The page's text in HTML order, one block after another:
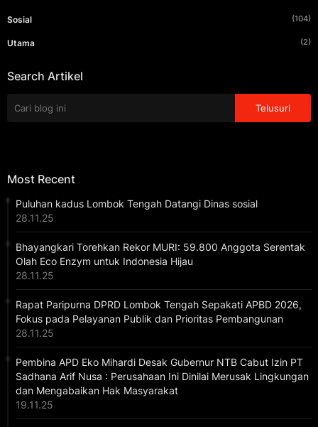
Sosial (104)
Utama (2)
Search Artikel
Most Recent
Puluhan kadus Lombok Tengah Datangi Dinas sosial
28.11.25
Bhayangkari Torehkan Rekor MURI: 59.800 Anggota Serentak
Olah Eco Enzym untuk Indonesia Hijau
28.11.25
Rapat Paripurna DPRD Lombok Tengah Sepakati APBD 2026,
Fokus pada Pelayanan Publik dan Prioritas Pembangunan
28.11.25
Pembina APD Eko Mihardi Desak Gubernur NTB Cabut Izin PT
Sadhana Arif Nusa : Perusahaan Ini Dinilai Merusak Lingkungan
dan Mengabaikan Hak Masyarakat
19.11.25